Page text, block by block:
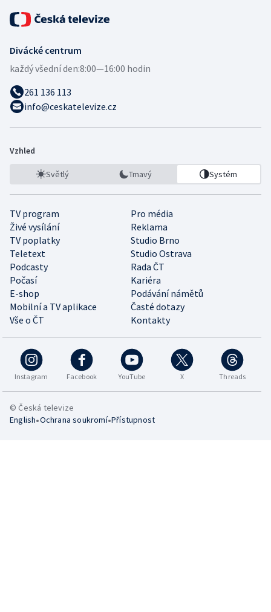
Divácké centrum
každý všední den:8:00—16:00 hodin
261 136 113
info@ceskatelevize.cz
Vzhled
Světlý Tmavý Systém
TV program
Pro média
Živé vysílání
Reklama
TV poplatky
Studio Brno
Teletext
Studio Ostrava
Podcasty
Rada ČT
Počasí
Kariéra
E-shop
Podávání námětů
Mobilní a TV aplikace
Časté dotazy
Vše o ČT
Kontakty
Instagram Facebook YouTube X Threads
© Česká televize
English•Ochrana soukromí•Přístupnost